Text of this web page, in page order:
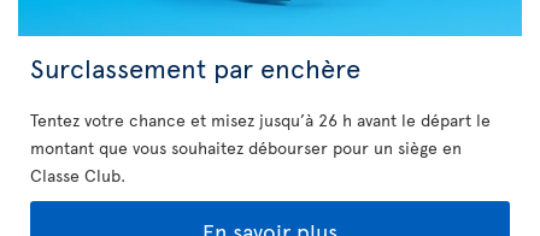
Surclassement par enchère
Tentez votre chance et misez jusqu’à 26 h avant le départ le
montant que vous souhaitez débourser pour un siège en
Classe Club.